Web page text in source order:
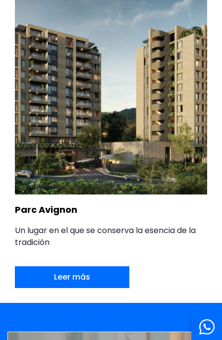
Parc Avignon
Un lugar en el que se conserva la esencia de la
tradición
Leer más